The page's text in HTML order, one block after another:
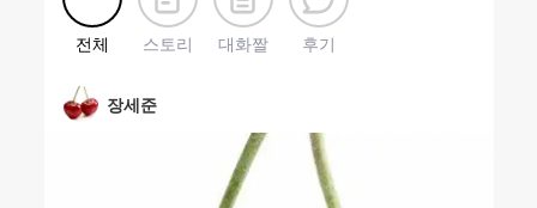
전체 스토리 대화짤 후기
장세준